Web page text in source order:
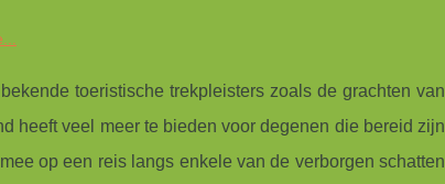
toeristische trekpleisters zoals de grachten van
heeft veel meer te bieden voor degenen die bereid zijn
op een reis langs enkele van de verborgen schatten